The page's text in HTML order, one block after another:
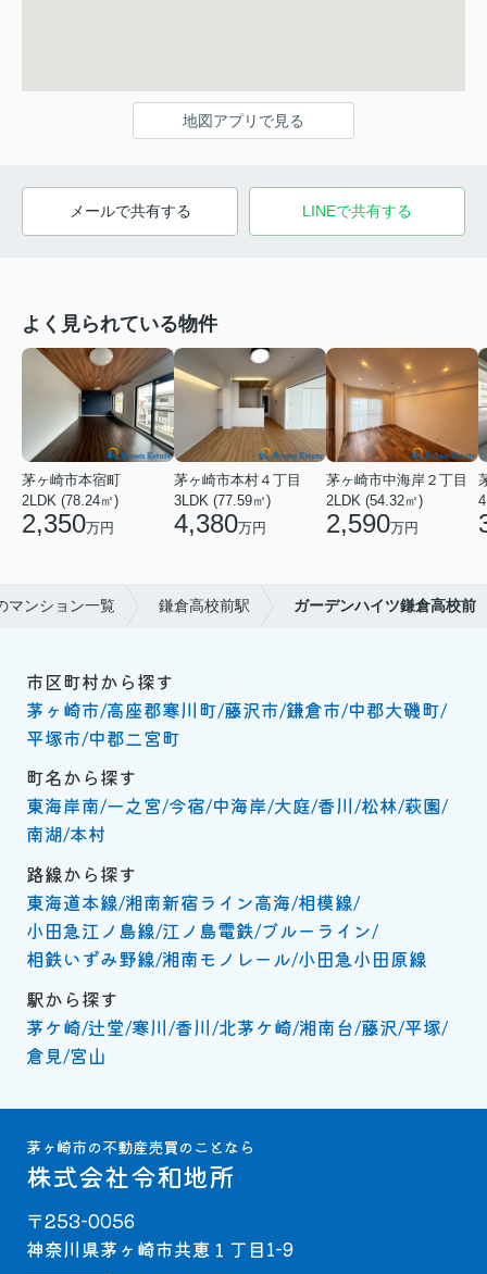
地図アプリで見る
メールで共有する LINEで共有する
よく見られている物件
茅ヶ崎市本宿町
2LDK (78.24㎡)
2,350万円
茅ヶ崎市本村４丁目
3LDK (77.59㎡)
4,380万円
茅ヶ崎市中海岸２丁目
2LDK (54.32㎡)
2,590万円
マンション一覧 鎌倉高校前駅 ガーデンハイツ鎌倉高校前
市区町村から探す
茅ヶ崎市 高座郡寒川町 藤沢市 鎌倉市 中郡大磯町
平塚市 中郡二宮町
町名から探す
東海岸南 一之宮 今宿 中海岸 大庭 香川 松林 萩園
南湖 本村
路線から探す
東海道本線 湘南新宿ライン高海 相模線
小田急江ノ島線 江ノ島電鉄 ブルーライン
相鉄いずみ野線 湘南モノレール 小田急小田原線
駅から探す
茅ケ崎 辻堂 寒川 香川 北茅ケ崎 湘南台 藤沢 平塚
倉見 宮山
茅ヶ崎市の不動産売買のことなら
株式会社令和地所
〒253-0056
神奈川県茅ヶ崎市共恵１丁目1-9